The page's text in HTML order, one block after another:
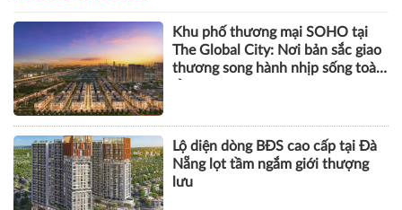
Khu phố thương mại SOHO tại
The Global City: Nơi bản sắc giao
thương song hành nhịp sống toàn
Lộ diện dòng BĐS cao cấp tại Đà
Nẵng lọt tầm ngắm giới thượng
lưu